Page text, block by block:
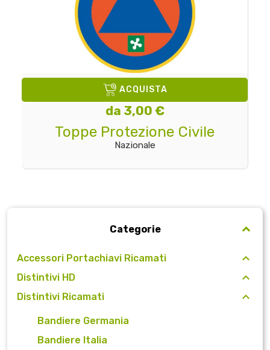
Categorie
Accessori Portachiavi Ricamati
Distintivi HD
Distintivi Ricamati
Bandiere Germania
Bandiere Italia
ACQUISTA
da 3,00 €
Toppe Protezione Civile
Nazionale